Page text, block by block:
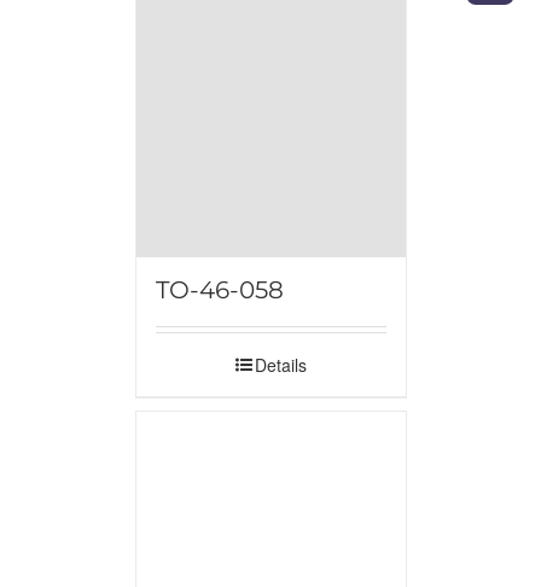
TO-46-058
Details